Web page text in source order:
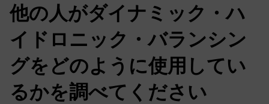
他の人がダイナミック・ハ
イドロニック・バランシン
グをどのように使用してい
るかを調べてください